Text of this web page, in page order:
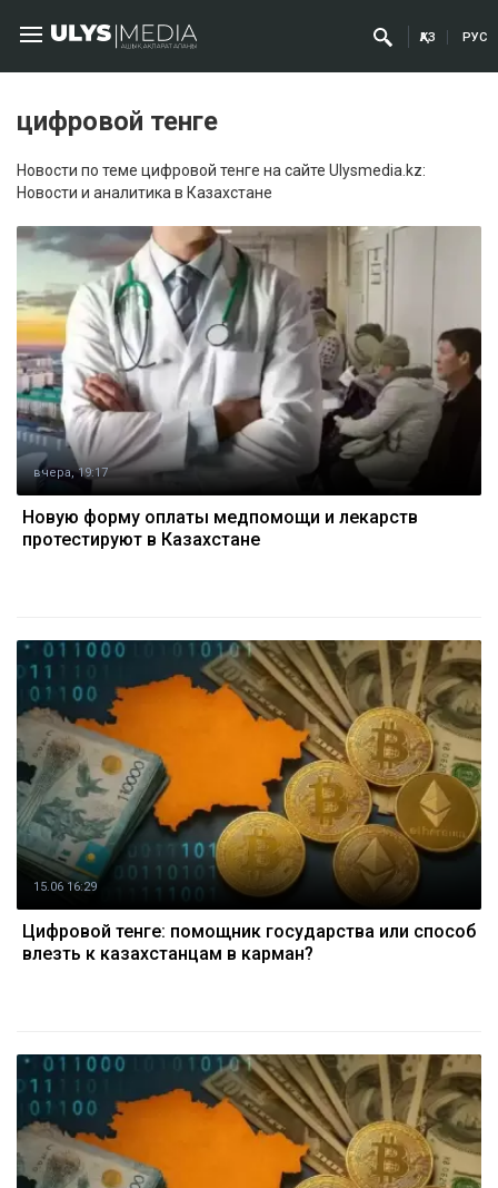
ҚАЗ РУС
цифровой тенге
Новости по теме цифровой тенге на сайте Ulysmedia.kz:
Новости и аналитика в Казахстане
вчера, 19:17
Новую форму оплаты медпомощи и лекарств
протестируют в Казахстане
15.06 16:29
Цифровой тенге: помощник государства или способ
влезть к казахстанцам в карман?